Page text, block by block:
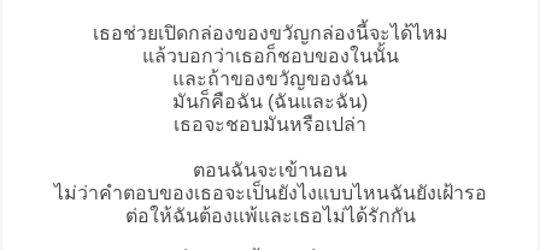
เธอช่วยเปิดกล่องของขวัญกล่องนี้จะได้ไหม
แล้วบอกว่าเธอก็ชอบของในนั้น
และถ้าของขวัญของฉัน
มันก็คือฉัน (ฉันและฉัน)
เธอจะชอบมันหรือเปล่า
ตอนฉันจะเข้านอน
ไม่ว่าคำตอบของเธอจะเป็นยังไงแบบไหนฉันยังเฝ้ารอ
ต่อให้ฉันต้องแพ้และเธอไม่ได้รักกัน